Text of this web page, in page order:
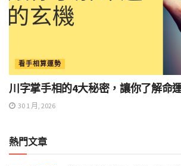
看手相算運勢
川字掌手相的4大秘密，讓你了解命
30 1 月, 2026
熱門文章